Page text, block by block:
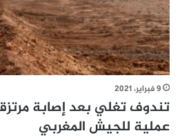
9 فبراير، 2021
تندوف تغلي بعد إصابة
عملية للجيش المغربي